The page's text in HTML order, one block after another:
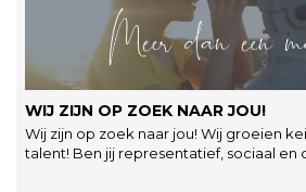
WIJ ZIJN OP ZOEK NAAR JOU!
Wij zijn op zoek naar jou! Wij groeien
talent! Ben jij representatief, sociaal en